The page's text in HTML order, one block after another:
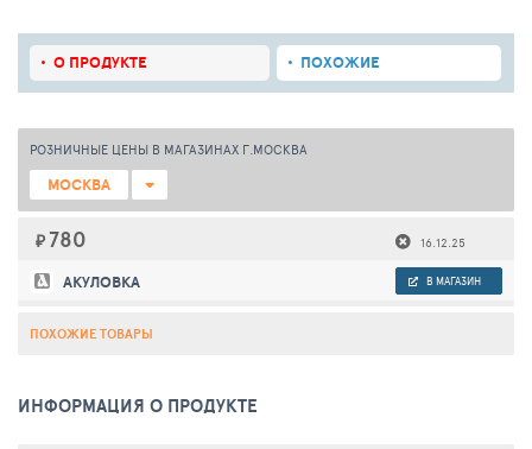
О ПРОДУКТЕ ПОХОЖИЕ
РОЗНИЧНЫЕ ЦЕНЫ В МАГАЗИНАХ Г.МОСКВА
МОСКВА
₽ 780 16.12.25
АКУЛОВКА В МАГАЗИН
ПОХОЖИЕ ТОВАРЫ
ИНФОРМАЦИЯ О ПРОДУКТЕ